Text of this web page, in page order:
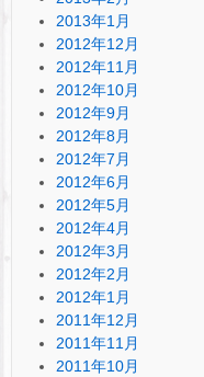
2013年1月
2012年12月
2012年11月
2012年10月
2012年9月
2012年8月
2012年7月
2012年6月
2012年5月
2012年4月
2012年3月
2012年2月
2012年1月
2011年12月
2011年11月
2011年10月